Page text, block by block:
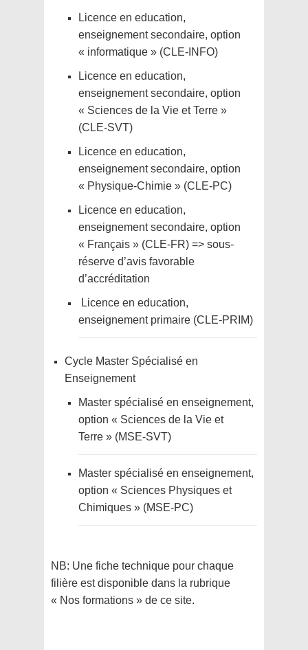
Licence en education,
enseignement secondaire, option
« informatique » (CLE-INFO)
Licence en education,
enseignement secondaire, option
« Sciences de la Vie et Terre »
(CLE-SVT)
Licence en education,
enseignement secondaire, option
« Physique-Chimie » (CLE-PC)
Licence en education,
enseignement secondaire, option
« Français » (CLE-FR) => sous-
réserve d’avis favorable
d’accréditation
Licence en education,
enseignement primaire (CLE-PRIM)
Cycle Master Spécialisé en
Enseignement
Master spécialisé en enseignement,
option « Sciences de la Vie et
Terre » (MSE-SVT)
Master spécialisé en enseignement,
option « Sciences Physiques et
Chimiques » (MSE-PC)
NB: Une fiche technique pour chaque
filière est disponible dans la rubrique
« Nos formations » de ce site.